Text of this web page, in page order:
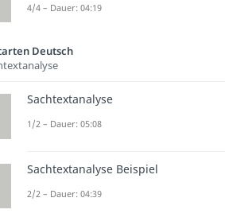
4/4 – Dauer: 04:19
Deutsch
Sachtextanalyse
1/2 – Dauer: 05:08
Sachtextanalyse Beispiel
2/2 – Dauer: 04:39